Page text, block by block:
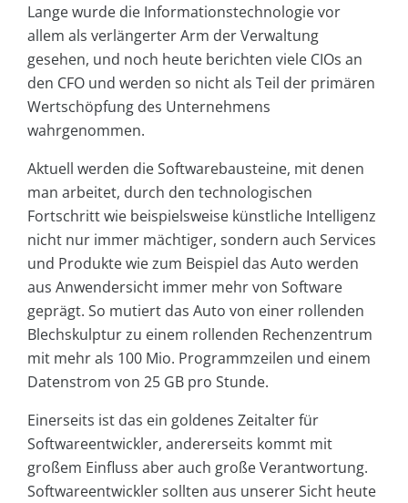
Lange wurde die Informationstechnologie vor
allem als verlängerter Arm der Verwaltung
gesehen, und noch heute berichten viele CIOs an
den CFO und werden so nicht als Teil der primären
Wertschöpfung des Unternehmens
wahrgenommen.
Aktuell werden die Softwarebausteine, mit denen
man arbeitet, durch den technologischen
Fortschritt wie beispielsweise künstliche Intelligenz
nicht nur immer mächtiger, sondern auch Services
und Produkte wie zum Beispiel das Auto werden
aus Anwendersicht immer mehr von Software
geprägt. So mutiert das Auto von einer rollenden
Blechskulptur zu einem rollenden Rechenzentrum
mit mehr als 100 Mio. Programmzeilen und einem
Datenstrom von 25 GB pro Stunde.
Einerseits ist das ein goldenes Zeitalter für
Softwareentwickler, andererseits kommt mit
großem Einfluss aber auch große Verantwortung.
Softwareentwickler sollten aus unserer Sicht heute